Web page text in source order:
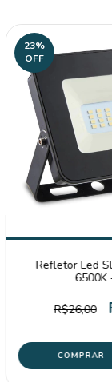
23%
OFF
Refletor Led
6500K
R$26,00